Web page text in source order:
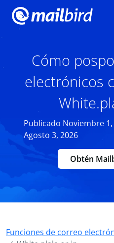
Cómo
electrónicos
Publicado Noviembre
Agosto 3, 2026
Obtén
Funciones de correo